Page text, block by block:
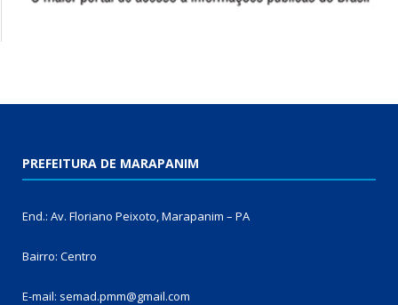
PREFEITURA DE MARAPANIM
End.: Av. Floriano Peixoto, Marapanim – PA
Bairro: Centro
E-mail: semad.pmm@gmail.com